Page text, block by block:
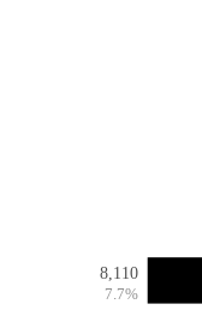
8,110
7.7%